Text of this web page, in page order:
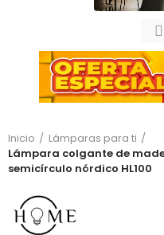
Inicio
Lámparas para ti
Lámpara colgante de
semicírculo nórdico HL100